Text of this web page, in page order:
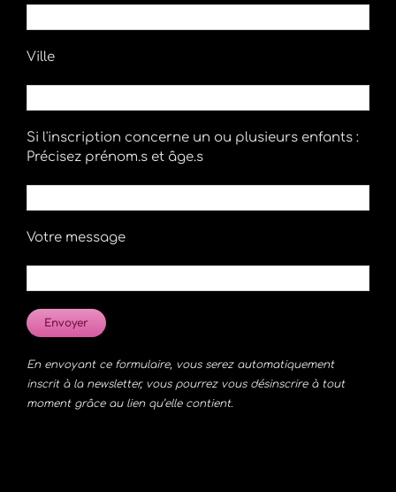
Ville
Si l'inscription concerne un ou plusieurs enfants :
Précisez prénom.s et âge.s
Votre message
En envoyant ce formulaire, vous serez automatiquement
inscrit à la newsletter, vous pourrez vous désinscrire à tout
moment grâce au lien qu’elle contient.